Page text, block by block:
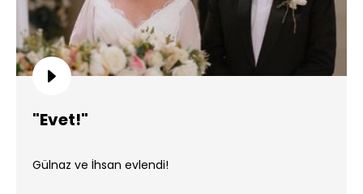
"Evet!"
Gülnaz ve İhsan evlendi!